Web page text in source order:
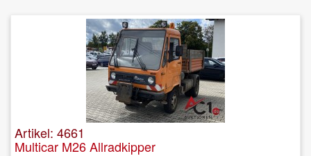
Artikel: 4661
Multicar M26 Allradkipper